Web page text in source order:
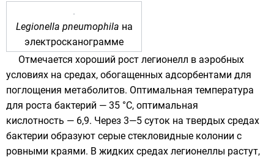
Legionella pneumophila на
электросканограмме
Отмечается хороший рост легионелл в аэробных
условиях на средах, обогащенных адсорбентами для
поглощения метаболитов. Оптимальная температура
для роста бактерий — 35 °C, оптимальная
кислотность — 6,9. Через 3—5 суток на твердых средах
бактерии образуют серые стекловидные колонии с
ровными краями. В жидких средах легионеллы растут,